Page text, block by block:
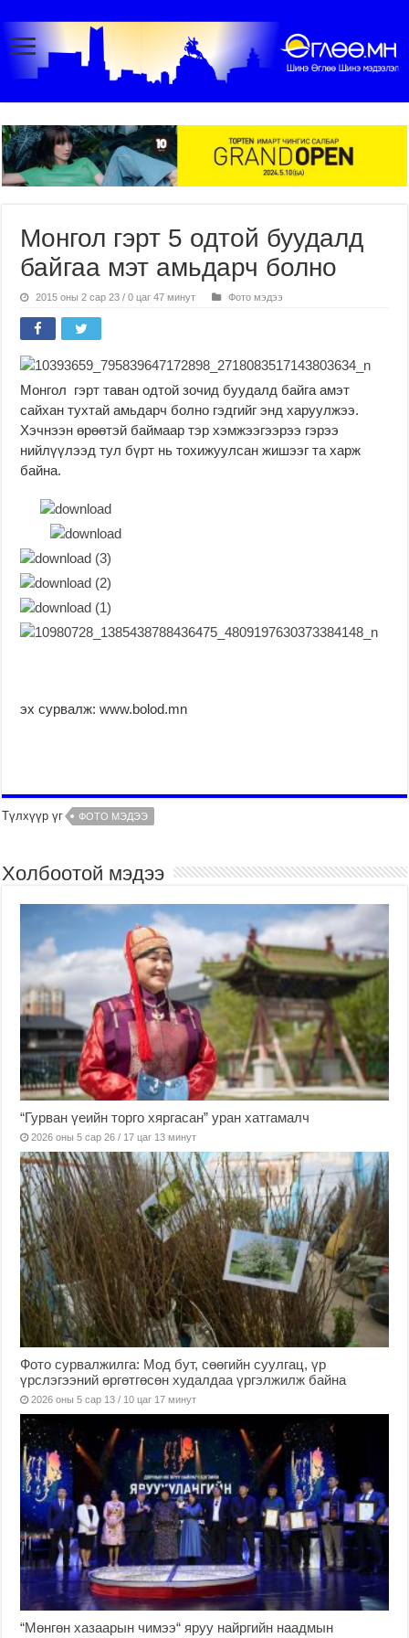
Монгол гэрт 5 одтой буудалд
байгаа мэт амьдарч болно
2015 оны 2 сар 23 / 0 цаг 47 минут Фото мэдээ
Монгол гэрт таван одтой зочид буудалд байга амэт
сайхан тухтай амьдарч болно гэдгийг энд харуулжээ.
Хэчнээн өрөөтэй баймаар тэр хэмжээгээрээ гэрээ
нийлүүлээд тул бүрт нь тохижуулсан жишээг та харж
байна.
эх сурвалж: www.bolod.mn
Түлхүүр үг ФОТО МЭДЭЭ
Холбоотой мэдээ
“Гурван үеийн торго хяргасан” уран хатгамалч
2026 оны 5 сар 26 / 17 цаг 13 минут
Фото сурвалжилга: Мод бут, сөөгийн суулгац, үр
үрслэгээний өргөтгөсөн худалдаа үргэлжилж байна
2026 оны 5 сар 13 / 10 цаг 17 минут
“Мөнгөн хазаарын чимээ“ яруу найргийн наадмын